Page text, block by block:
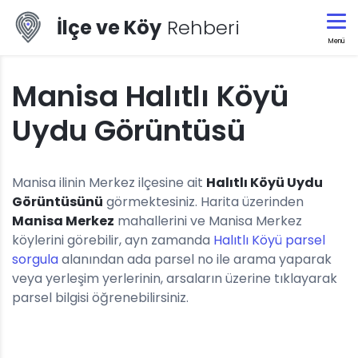
İlçe ve Köy Rehberi
Menü
Manisa Halıtlı Köyü
Uydu Görüntüsü
Manisa ilinin Merkez ilçesine ait Halıtlı Köyü Uydu
Görüntüsünü görmektesiniz. Harita üzerinden
Manisa Merkez mahallerini ve Manisa Merkez
köylerini görebilir, ayn zamanda Halıtlı Köyü parsel
sorgulaalanından ada parsel no ile arama yaparak
veya yerleşim yerlerinin, arsaların üzerine tıklayarak
parsel bilgisi öğrenebilirsiniz.